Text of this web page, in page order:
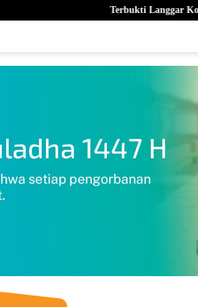
Terbukti Langgar Kode Etik, BK DPRD